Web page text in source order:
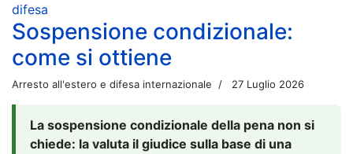
difesa
Sospensione condizionale:
come si ottiene
Arresto all'estero e difesa internazionale 27 Luglio 2026
La sospensione condizionale della pena non si
chiede: la valuta il giudice sulla base di una